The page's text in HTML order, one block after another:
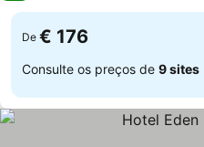
De € 176
Consulte os preços de 9 sites